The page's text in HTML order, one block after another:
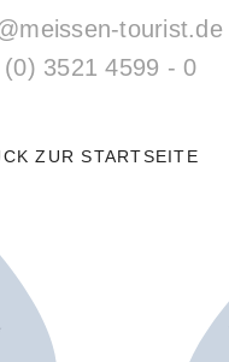
tourist.de
(0) 3521 4599 - 0
ZUR STARTSEITE